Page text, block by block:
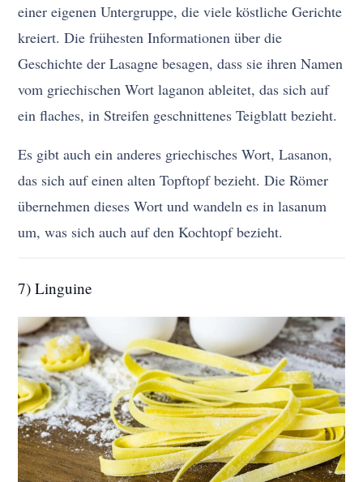
einer eigenen Untergruppe, die viele köstliche Gerichte
kreiert. Die frühesten Informationen über die
Geschichte der Lasagne besagen, dass sie ihren Namen
vom griechischen Wort laganon ableitet, das sich auf
ein flaches, in Streifen geschnittenes Teigblatt bezieht.
Es gibt auch ein anderes griechisches Wort, Lasanon,
das sich auf einen alten Topftopf bezieht. Die Römer
übernehmen dieses Wort und wandeln es in lasanum
um, was sich auch auf den Kochtopf bezieht.
7) Linguine